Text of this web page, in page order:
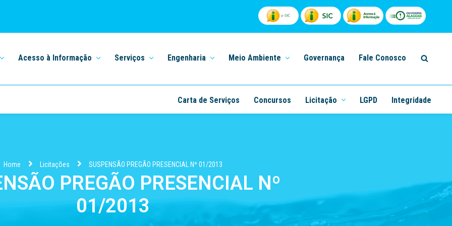
Acesso à Informação Serviços Engenharia Meio Ambiente Governança Fale Conosco
Carta de Serviços Concursos Licitação LGPD Integridade
Home Licitações SUSPENSÃO PREGÃO PRESENCIAL Nº 01/2013
PREGÃO PRESENCIAL Nº
01/2013